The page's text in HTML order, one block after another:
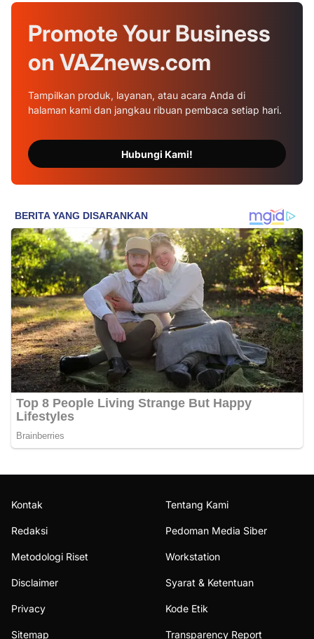
Promote Your Business
on VAZnews.com
Tampilkan produk, layanan, atau acara Anda di
halaman kami dan jangkau ribuan pembaca setiap hari.
Hubungi Kami!
Kontak Tentang Kami
Redaksi Pedoman Media Siber
Metodologi Riset Workstation
Disclaimer Syarat & Ketentuan
Privacy Kode Etik
Sitemap Transparency Report